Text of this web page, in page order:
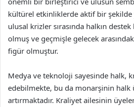
kültürel etkinliklerde aktif bir şekilde
ulusal krizler sırasında halkın destek
olmuş ve geçmişle gelecek
figür olmuştur.
Medya ve teknoloji sayesinde halk,
edebilmekte, bu da monarşinin halk
artırmaktadır. Kraliyet ailesinin